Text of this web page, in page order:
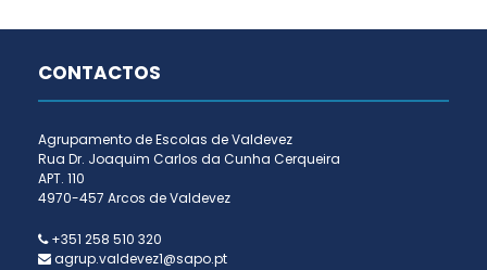
CONTACTOS
Agrupamento de Escolas de Valdevez
Rua Dr. Joaquim Carlos da Cunha Cerqueira
APT. 110
4970-457 Arcos de Valdevez
+351 258 510 320
agrup.valdevez1@sapo.pt